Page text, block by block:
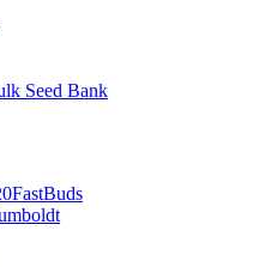
Seed Bank